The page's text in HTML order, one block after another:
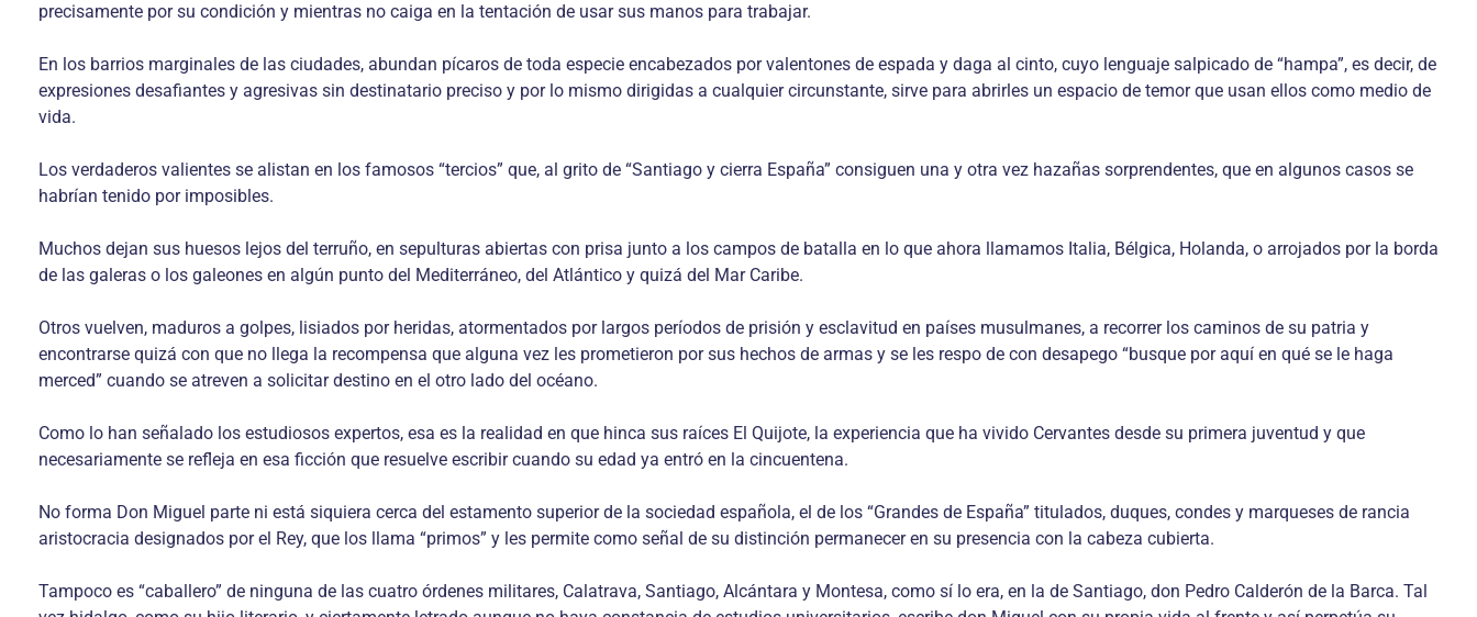
precisamente por su condición y mientras no caiga en la tentación de usar sus manos para trabajar.
En los barrios marginales de las ciudades, abundan pícaros de toda especie encabezados por valentones de espada y daga al cinto, cuyo lenguaje salpicado de “hampa”, es decir, de
expresiones desafiantes y agresivas sin destinatario preciso y por lo mismo dirigidas a cualquier circunstante, sirve para abrirles un espacio de temor que usan ellos como medio de
vida.
Los verdaderos valientes se alistan en los famosos “tercios” que, al grito de “Santiago y cierra España” consiguen una y otra vez hazañas sorprendentes, que en algunos casos se
habrían tenido por imposibles.
Muchos dejan sus huesos lejos del terruño, en sepulturas abiertas con prisa junto a los campos de batalla en lo que ahora llamamos Italia, Bélgica, Holanda, o arrojados por la borda
de las galeras o los galeones en algún punto del Mediterráneo, del Atlántico y quizá del Mar Caribe.
Otros vuelven, maduros a golpes, lisiados por heridas, atormentados por largos períodos de prisión y esclavitud en países musulmanes, a recorrer los caminos de su patria y
encontrarse quizá con que no llega la recompensa que alguna vez les prometieron por sus hechos de armas y se les respo de con desapego “busque por aquí en qué se le haga
merced” cuando se atreven a solicitar destino en el otro lado del océano.
Como lo han señalado los estudiosos expertos, esa es la realidad en que hinca sus raíces El Quijote, la experiencia que ha vivido Cervantes desde su primera juventud y que
necesariamente se refleja en esa ficción que resuelve escribir cuando su edad ya entró en la cincuentena.
No forma Don Miguel parte ni está siquiera cerca del estamento superior de la sociedad española, el de los “Grandes de España” titulados, duques, condes y marqueses de rancia
aristocracia designados por el Rey, que los llama “primos” y les permite como señal de su distinción permanecer en su presencia con la cabeza cubierta.
Tampoco es “caballero” de ninguna de las cuatro órdenes militares, Calatrava, Santiago, Alcántara y Montesa, como sí lo era, en la de Santiago, don Pedro Calderón de la Barca. Tal